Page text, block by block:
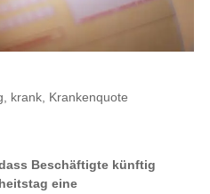
, krank, Krankenquote
Beschäftigte künftig
eine